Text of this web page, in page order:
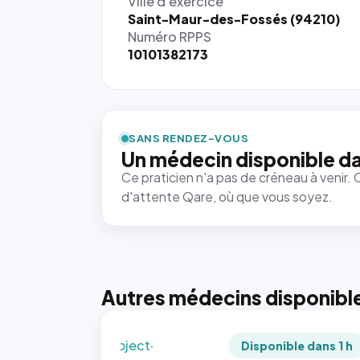
Saint-Maur-des-Fossés (94210)
Numéro RPPS
10101382173
SANS RENDEZ-VOUS
Un médecin disponible
Ce praticien n'a pas de créneau à
d'attente Qare, où que vous soyez.
Autres médecins
rendue par
`.profile-
picture`,
et un
rapport 1:1
qui reste
juste à
photo est
recadrée
`object-
Disponible dans 1 h